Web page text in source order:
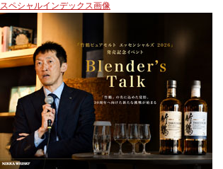
スペシャルインデックス画像